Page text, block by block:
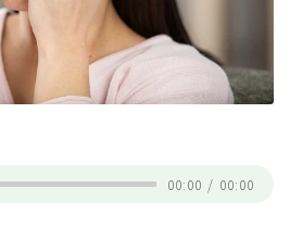
00:00 / 00:00